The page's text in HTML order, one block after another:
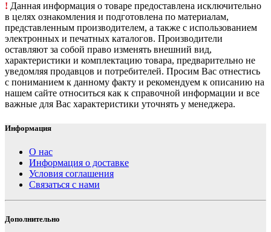
! Данная информация о товаре предоставлена исключительно
в целях ознакомления и подготовлена по материалам,
представленным производителем, а также с использованием
электронных и печатных каталогов. Производители
оставляют за собой право изменять внешний вид,
характеристики и комплектацию товара, предварительно не
уведомляя продавцов и потребителей. Просим Вас отнестись
с пониманием к данному факту и рекомендуем к описанию на
нашем сайте относиться как к справочной информации и все
важные для Вас характеристики уточнять у менеджера.
Информация
О нас
Информация о доставке
Условия соглашения
Связаться с нами
Дополнительно